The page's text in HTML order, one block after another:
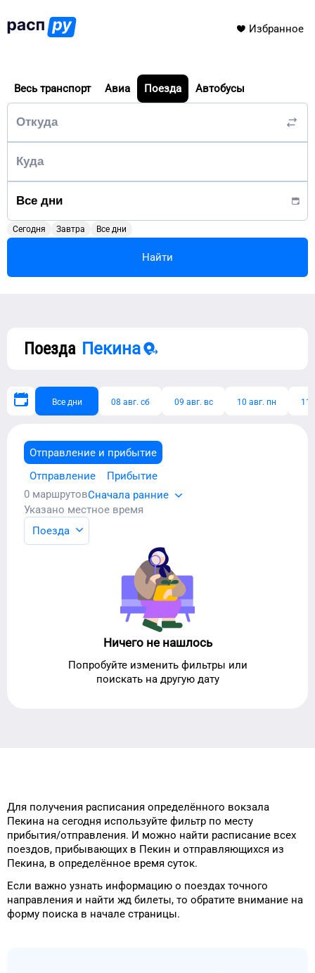
Избранное
Весь транспорт Авиа Поезда Автобусы
Сегодня Завтра Все дни
Найти
Поезда Пекина
Все дни 08 авг. сб 09 авг. вс 10 авг. пн 11
Отправление и прибытие
Отправление
Прибытие
0 маршрутовСначала ранние
Указано местное время
Поезда
Ничего не нашлось
Попробуйте изменить фильтры или
поискать на другую дату
Для получения расписания определённого вокзала
Пекина на сегодня используйте фильтр по месту
прибытия/отправления. И можно найти расписание всех
поездов, прибывающих в Пекин и отправляющихся из
Пекина, в определённое время суток.
Если важно узнать информацию о поездах точного
направления и найти жд билеты, то обратите внимание на
форму поиска в начале страницы.